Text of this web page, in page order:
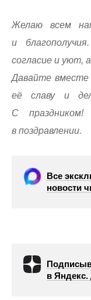
Желаю всем
и
согласие и уют,
Давайте вместе
её славу и
С
в поздравлении.
Все
новости
в Яндекс.